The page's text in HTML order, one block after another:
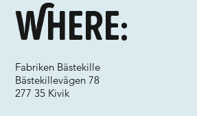
Where:
Fabriken Bästekille
Bästekillevägen 78
277 35 Kivik